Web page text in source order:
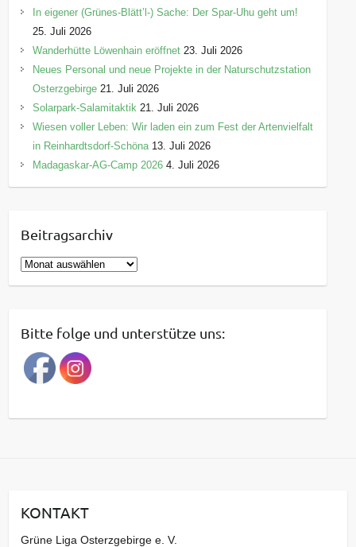
In eigener (Grünes-Blätt’l-) Sache: Der Spar-Uhu geht um!
25. Juli 2026
Wanderhütte Löwenhain eröffnet 23. Juli 2026
Neues Personal und neue Projekte in der Naturschutzstation
Osterzgebirge 21. Juli 2026
Solarpark-Salamitaktik 21. Juli 2026
Wiesen voller Leben: Wir laden ein zum Fest der Artenvielfalt
in Reinhardtsdorf-Schöna 13. Juli 2026
Madagaskar-AG-Camp 2026 4. Juli 2026
Beitragsarchiv
B
e
r
a
g
a
v
Bitte folge und unterstütze uns:
KONTAKT
Grüne Liga Osterzgebirge e. V.